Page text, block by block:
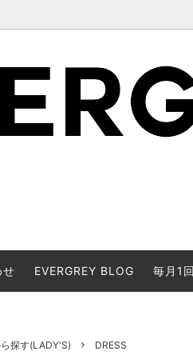
ブランドで絞
す(LADY'S) アイテムカテ
せ EVERGREY BLOG 毎月1
探す(LADY'S)
DRESS